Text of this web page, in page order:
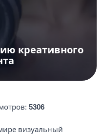
креативного
5306
визуальный